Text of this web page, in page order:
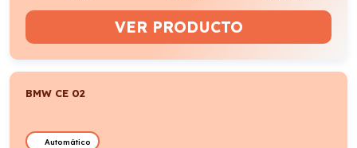
VER PRODUCTO
BMW CE 02
Automático